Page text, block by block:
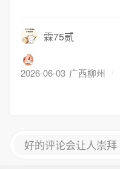
霖75贰
2026-06-03 广西柳州
好的评论会让人崇拜